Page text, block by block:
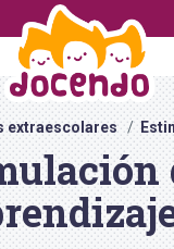
extraescolares